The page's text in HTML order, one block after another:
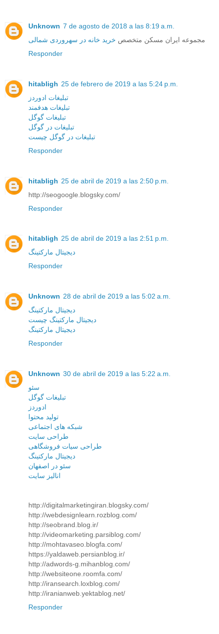
Unknown 7 de agosto de 2018 a las 8:19 a.m.
مجموعه ایران مسکن متخصص خرید خانه در سهروردی شمالی
Responder
hitabligh 25 de febrero de 2019 a las 5:24 p.m.
تبلیغات ادوردز
تبلیغات هدفمند
تبلیغات گوگل
تبلیغات در گوگل
تبلیغات در گوگل چیست
Responder
hitabligh 25 de abril de 2019 a las 2:50 p.m.
http://seogoogle.blogsky.com/
Responder
hitabligh 25 de abril de 2019 a las 2:51 p.m.
دیجیتال مارکتینگ
Responder
Unknown 28 de abril de 2019 a las 5:02 a.m.
دیجیتال مارکتینگ
دیجیتال مارکتینگ چیست
دیجیتال مارکتینگ
Responder
Unknown 30 de abril de 2019 a las 5:22 a.m.
سئو
تبلیغات گوگل
ادوردز
تولید محتوا
شبکه های اجتماعی
طراحی سایت
طراحی سیات فروشگاهی
دیجیتال مارکتینگ
سئو در اصفهان
انالیز سایت
http://digitalmarketingiran.blogsky.com/
http://webdesignlearn.rozblog.com/
http://seobrand.blog.ir/
http://videomarketing.parsiblog.com/
http://mohtavaseo.blogfa.com/
https://yaldaweb.persianblog.ir/
http://adwords-g.mihanblog.com/
http://websiteone.roomfa.com/
http://iransearch.loxblog.com/
http://iranianweb.yektablog.net/
Responder